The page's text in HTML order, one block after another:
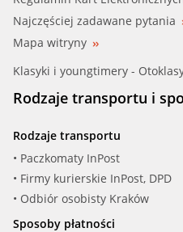
Najczęściej zadawane pytania
Mapa witryny
Klasyki i youngtimery -
Rodzaje transportu i
Rodzaje transportu
• Paczkomaty InPost
• Firmy kurierskie InPost, DPD
• Odbiór osobisty Kraków
Sposoby płatności